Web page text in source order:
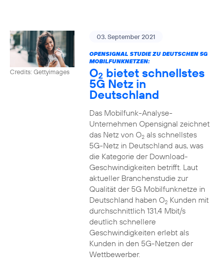
Credits: Gettyimages
03. September 2021
OPENSIGNAL STUDIE ZU DEUTSCHEN 5G
MOBILFUNKNETZEN:
O2 bietet schnellstes
5G Netz in
Deutschland
Das Mobilfunk-Analyse-
Unternehmen Opensignal zeichnet
das Netz von O2als schnellstes
5G-Netz in Deutschland aus, was
die Kategorie der Download-
Geschwindigkeiten betrifft. Laut
aktueller Branchenstudie zur
Qualität der 5G Mobilfunknetze in
Deutschland haben O2Kunden mit
durchschnittlich 131,4 Mbit/s
deutlich schnellere
Geschwindigkeiten erlebt als
Kunden in den 5G-Netzen der
Wettbewerber.